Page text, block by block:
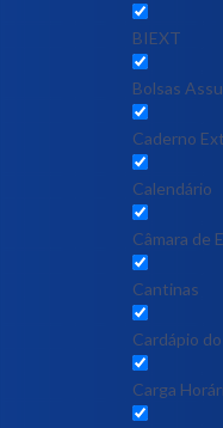
BIEXT
Bolsas
Caderno
Calendário
Câmara de
Cantinas
Cardápio
Carga